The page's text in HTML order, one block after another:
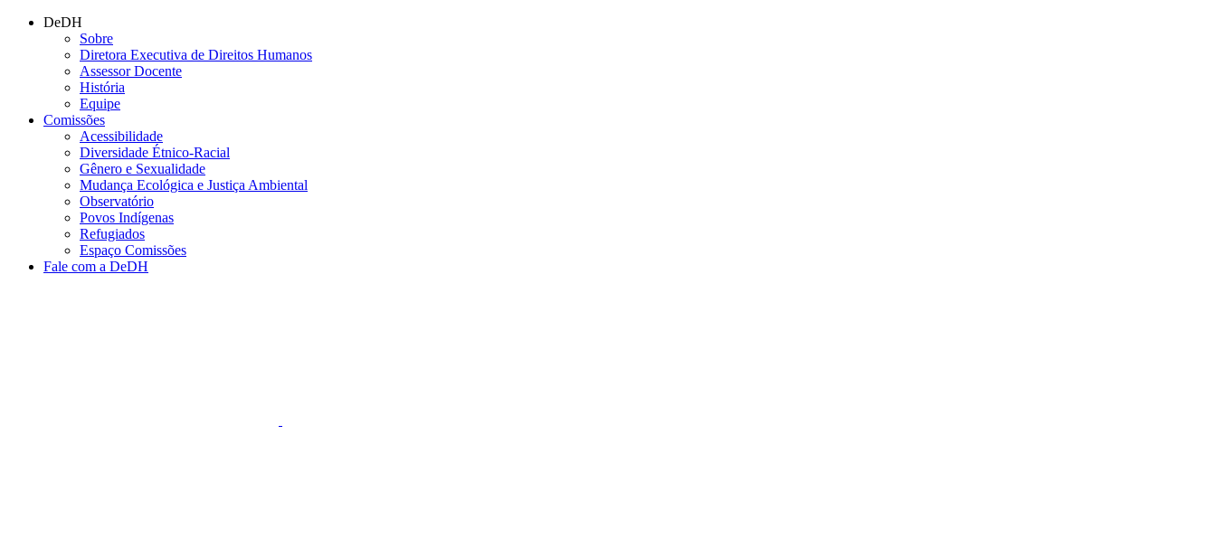
Conteúdo principal
DeDH
Sobre
Diretora Executiva de Direitos Humanos
Assessor Docente
História
Equipe
Comissões
Acessibilidade
Diversidade Étnico-Racial
Gênero e Sexualidade
Mudança Ecológica e Justiça Ambiental
Observatório
Povos Indígenas
Refugiados
Espaço Comissões
Fale com a DeDH